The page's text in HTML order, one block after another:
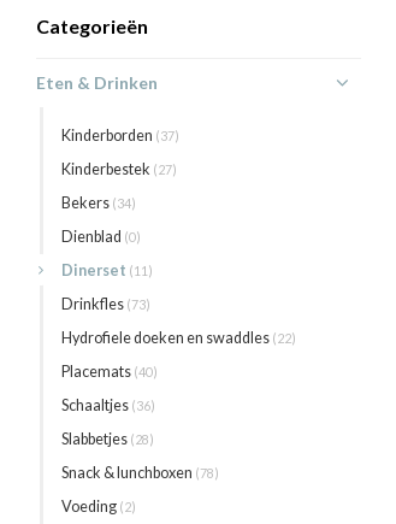
Categorieën
Eten & Drinken
Kinderborden (37)
Kinderbestek (27)
Bekers (34)
Dienblad (0)
Dinerset (11)
Drinkfles (73)
Hydrofiele doeken en swaddles (22)
Placemats (40)
Schaaltjes (36)
Slabbetjes (28)
Snack & lunchboxen (78)
Voeding (2)